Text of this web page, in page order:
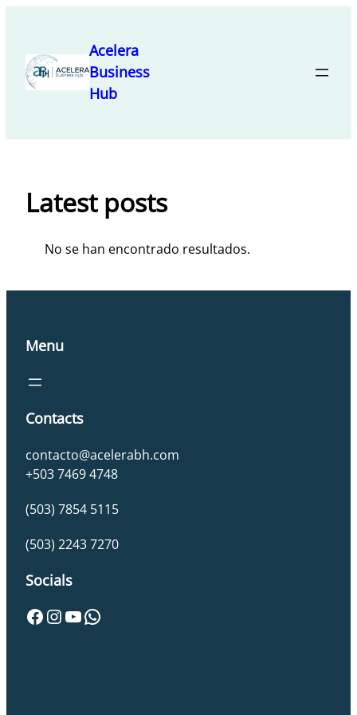
contenido
Acelera
Business
Hub
Latest posts
No se han encontrado resultados.
Menu
Contacts
contacto@acelerabh.com
+503 7469 4748
(503) 7854 5115
(503) 2243 7270
Socials
Facebook InstagramYouTube WhatsApp